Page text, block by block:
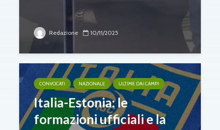
Redazione 10/11/2025
CONVOCATI NAZIONALE ULTIME DAI CAMPI
Italia-Estonia: le
formazioni ufficiali e la